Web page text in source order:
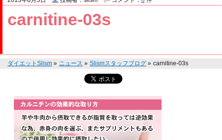
carnitine-03s
ダイエットSlism » ニュース » Slismスタッフブログ » carnitine-03s